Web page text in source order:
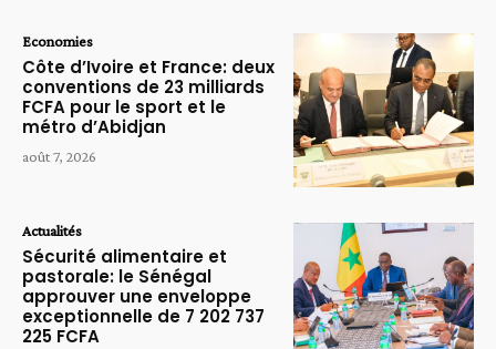
Economies
Côte d’Ivoire et France: deux
conventions de 23 milliards
FCFA pour le sport et le
métro d’Abidjan
août 7, 2026
Actualités
Sécurité alimentaire et
pastorale: le Sénégal
approuver une enveloppe
exceptionnelle de 7 202 737
225 FCFA